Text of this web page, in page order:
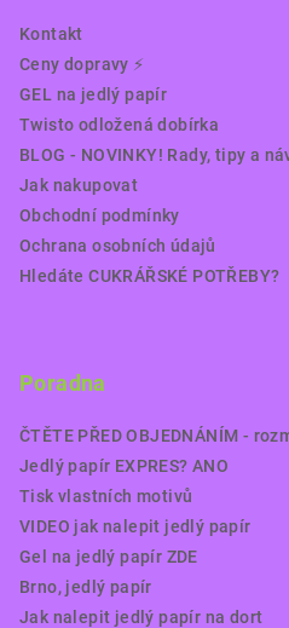
Kontakt
Ceny dopravy ⚡️
GEL na jedlý papír
Twisto odložená dobírka
BLOG - NOVINKY! Rady, tipy a
Jak nakupovat
Obchodní podmínky
Ochrana osobních údajů
Hledáte CUKRÁŘSKÉ POTŘEBY?
Poradna
ČTĚTE PŘED OBJEDNÁNÍM -
Jedlý papír EXPRES? ANO
Tisk vlastních motivů
VIDEO jak nalepit jedlý papír
Gel na jedlý papír ZDE
Brno, jedlý papír
Jak nalepit jedlý papír na dort